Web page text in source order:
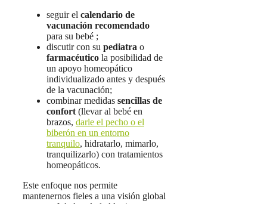
seguir el calendario de
vacunación recomendado
para su bebé ;
discutir con su pediatra o
farmacéutico la posibilidad de
un apoyo homeopático
individualizado antes y después
de la vacunación;
combinar medidas sencillas de
confort (llevar al bebé en
brazos, darle el pecho o el
biberón en un entorno
tranquilo, hidratarlo, mimarlo,
tranquilizarlo) con tratamientos
homeopáticos.
Este enfoque nos permite
mantenernos fieles a una visión global